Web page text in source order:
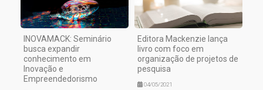
INOVAMACK: Seminário
busca expandir
conhecimento em
Inovação e
Empreendedorismo
Editora Mackenzie lança
livro com foco em
organização de projetos de
pesquisa
04/05/2021